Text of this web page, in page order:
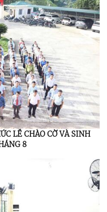
LỄ CHÀO CỜ VÀ SINH
8